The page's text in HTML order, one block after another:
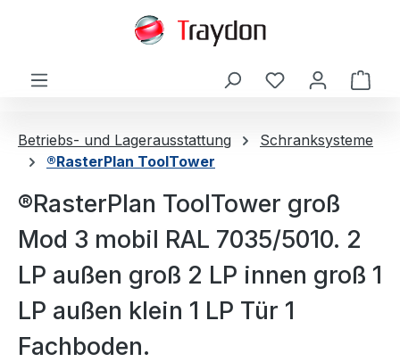
Betriebs- und Lagerausstattung
Schranksysteme
®RasterPlan ToolTower
®RasterPlan ToolTower groß
Mod 3 mobil RAL 7035/5010. 2
LP außen groß 2 LP innen groß 1
LP außen klein 1 LP Tür 1
Fachboden.